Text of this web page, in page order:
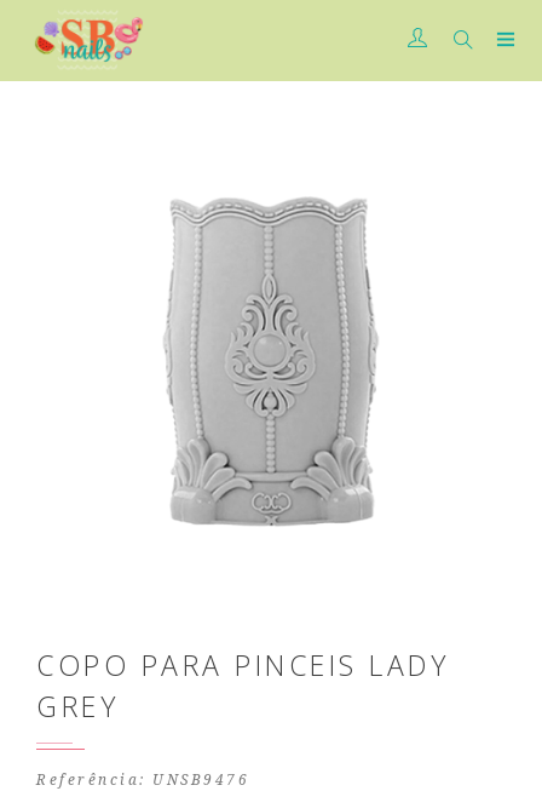
COPO PARA PINCEIS LADY
GREY
Referência: UNSB9476